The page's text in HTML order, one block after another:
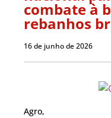
combate à
rebanhos
16 de junho de 2026
Agro,